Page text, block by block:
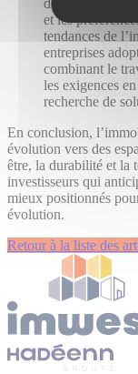
de COVID-19 a
et les
tendances de
entreprises
combinant le
les exigences
recherche de
En conclusion,
évolution vers des
être, la durabilité et la
investisseurs qui
mieux positionnés
évolution.
Retour à la liste des